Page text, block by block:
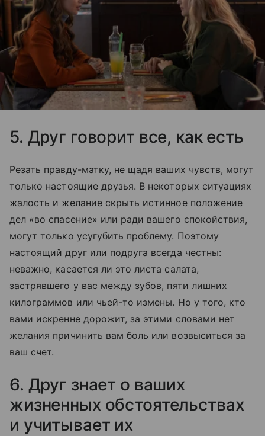
5. Друг говорит все, как есть
Резать правду-матку, не щадя ваших чувств, могут
только настоящие друзья. В некоторых ситуациях
жалость и желание скрыть истинное положение
дел «во спасение» или ради вашего спокойствия,
могут только усугубить проблему. Поэтому
настоящий друг или подруга всегда честны:
неважно, касается ли это листа салата,
застрявшего у вас между зубов, пяти лишних
килограммов или чьей-то измены. Но у того, кто
вами искренне дорожит, за этими словами нет
желания причинить вам боль или возвыситься за
ваш счет.
6. Друг знает о ваших
жизненных обстоятельствах
и учитывает их